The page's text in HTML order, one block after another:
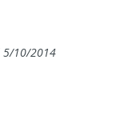
5/10/2014